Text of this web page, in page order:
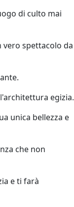
di culto mai
vero spettacolo da
egizia.
unica bellezza e
che non
e ti farà